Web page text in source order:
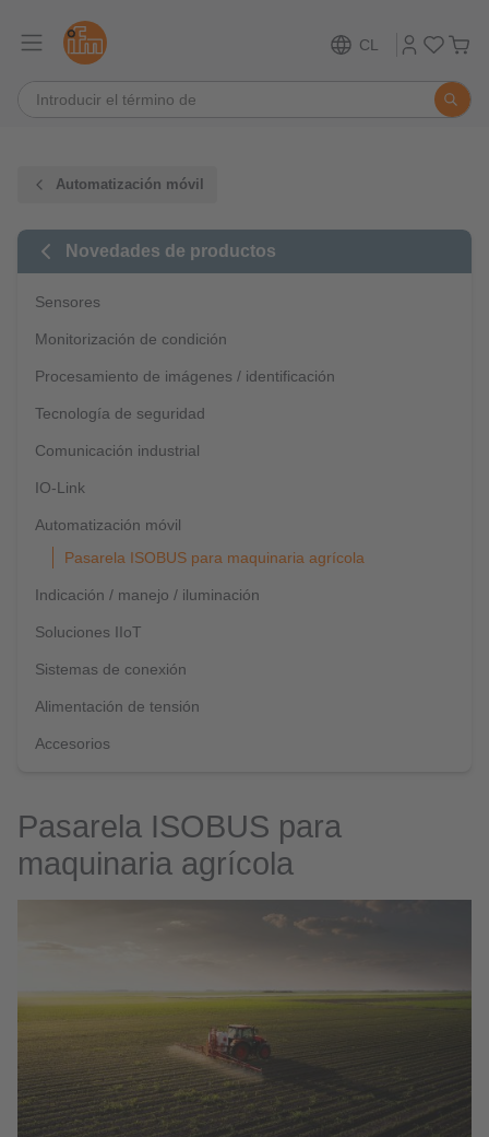
CL
Automatización móvil
Novedades de productos
Sensores
Monitorización de condición
Procesamiento de imágenes / identificación
Tecnología de seguridad
Comunicación industrial
IO-Link
Automatización móvil
Pasarela ISOBUS para maquinaria agrícola
Indicación / manejo / iluminación
Soluciones IIoT
Sistemas de conexión
Alimentación de tensión
Accesorios
Pasarela ISOBUS para
maquinaria agrícola